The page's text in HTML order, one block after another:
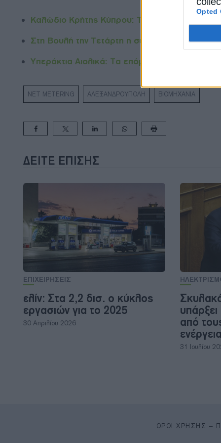
Opted
Καλώδιο Κρήτης Κύπρου: Τι ενέκριναν ΡΑΕΚ
Στη Βουλή την Τετάρτη η σύμβαση
Υπεράκτια Αιολικά: Τα επόμενα βήματα για να
NET METERING ΑΛΕΞΑΝΔΡΟΥΠΟΛΗ ΒΙΟΜΗΧΑΝΙΑ
ΔΕΊΤΕ ΕΠΊΣΗΣ
ΕΠΙΧΕΙΡΗΣΕΙΣ
ελίν: Στα 2,2 δισ. ο κύκλος
εργασιών για το 2025
30 Απριλίου 2026
από
31 Ιουλίου
ΌΡΟΙ ΧΡΉΣΗΣ –